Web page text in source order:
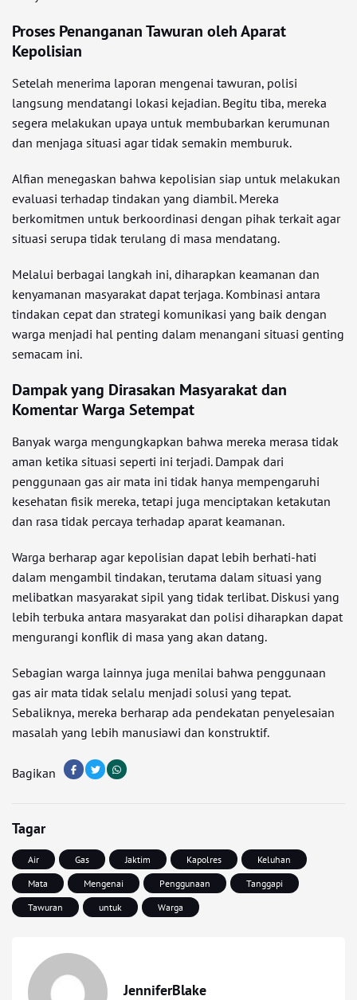
Proses Penanganan Tawuran oleh Aparat
Kepolisian
Setelah menerima laporan mengenai tawuran, polisi
langsung mendatangi lokasi kejadian. Begitu tiba, mereka
segera melakukan upaya untuk membubarkan kerumunan
dan menjaga situasi agar tidak semakin memburuk.
Alfian menegaskan bahwa kepolisian siap untuk melakukan
evaluasi terhadap tindakan yang diambil. Mereka
berkomitmen untuk berkoordinasi dengan pihak terkait agar
situasi serupa tidak terulang di masa mendatang.
Melalui berbagai langkah ini, diharapkan keamanan dan
kenyamanan masyarakat dapat terjaga. Kombinasi antara
tindakan cepat dan strategi komunikasi yang baik dengan
warga menjadi hal penting dalam menangani situasi genting
semacam ini.
Dampak yang Dirasakan Masyarakat dan
Komentar Warga Setempat
Banyak warga mengungkapkan bahwa mereka merasa tidak
aman ketika situasi seperti ini terjadi. Dampak dari
penggunaan gas air mata ini tidak hanya mempengaruhi
kesehatan fisik mereka, tetapi juga menciptakan ketakutan
dan rasa tidak percaya terhadap aparat keamanan.
Warga berharap agar kepolisian dapat lebih berhati-hati
dalam mengambil tindakan, terutama dalam situasi yang
melibatkan masyarakat sipil yang tidak terlibat. Diskusi yang
lebih terbuka antara masyarakat dan polisi diharapkan dapat
mengurangi konflik di masa yang akan datang.
Sebagian warga lainnya juga menilai bahwa penggunaan
gas air mata tidak selalu menjadi solusi yang tepat.
Sebaliknya, mereka berharap ada pendekatan penyelesaian
masalah yang lebih manusiawi dan konstruktif.
Bagikan
Tagar
Air Gas Jaktim Kapolres
Keluhan
Mata
Mengenai Penggunaan
Tanggapi
Tawuran
untuk Warga
JenniferBlake